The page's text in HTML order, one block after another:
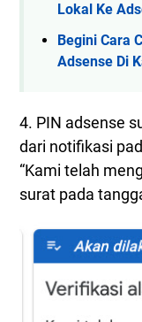
Lokal Ke
Begini Cara
Adsense Di
4. PIN adsense
dari notifikasi
“Kami telah
surat pada